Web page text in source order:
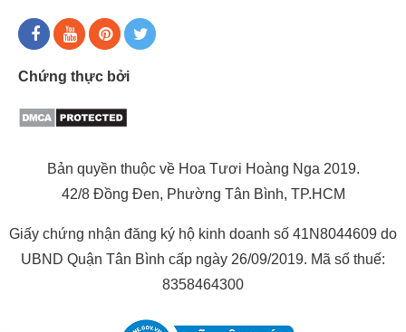
Chứng thực bởi
Bản quyền thuộc về Hoa Tươi Hoàng Nga 2019.
42/8 Đồng Đen, Phường Tân Bình, TP.HCM
Giấy chứng nhận đăng ký hộ kinh doanh số 41N8044609 do
UBND Quận Tân Bình cấp ngày 26/09/2019. Mã số thuế:
8358464300